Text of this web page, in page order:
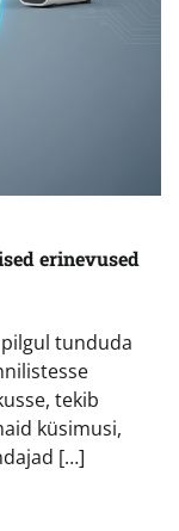
erinevused
tunduda
tekib
küsimusi,
[…]